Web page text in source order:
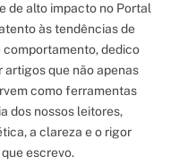
de alto impacto no Portal
às tendências de
dedico
artigos que não apenas
como ferramentas
dos nossos leitores,
a clareza e o rigor
escrevo.